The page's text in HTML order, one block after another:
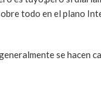
todo en el plano
se hacen